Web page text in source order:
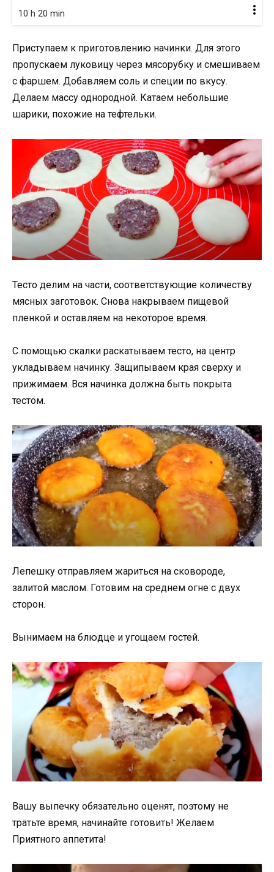
10 h 20 min
Приступаем к приготовлению начинки. Для этого
пропускаем луковицу через мясорубку и смешиваем
с фаршем. Добавляем соль и специи по вкусу.
Делаем массу однородной. Катаем небольшие
шарики, похожие на тефтельки.
Тесто делим на части, соответствующие количеству
мясных заготовок. Снова накрываем пищевой
пленкой и оставляем на некоторое время.
С помощью скалки раскатываем тесто, на центр
укладываем начинку. Защипываем края сверху и
прижимаем. Вся начинка должна быть покрыта
тестом.
Лепешку отправляем жариться на сковороде,
залитой маслом. Готовим на среднем огне с двух
сторон.
Вынимаем на блюдце и угощаем гостей.
Вашу выпечку обязательно оценят, поэтому не
тратьте время, начинайте готовить! Желаем
Приятного аппетита!